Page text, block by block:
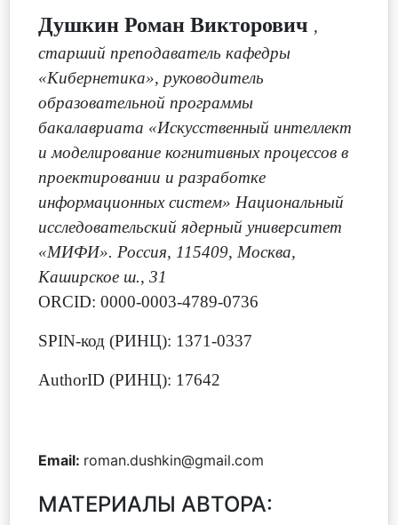
Душкин Роман Викторович ,
старший преподаватель кафедры
«Кибернетика», руководитель
образовательной программы
бакалавриата «Искусственный интеллект
и моделирование когнитивных процессов в
проектировании и разработке
информационных систем» Национальный
исследовательский ядерный университет
«МИФИ». Россия, 115409, Москва,
Каширское ш., 31
ORCID: 0000-0003-4789-0736
SPIN-код (РИНЦ): 1371-0337
AuthorID (РИНЦ): 17642
Email: roman.dushkin@gmail.com
МАТЕРИАЛЫ АВТОРА: